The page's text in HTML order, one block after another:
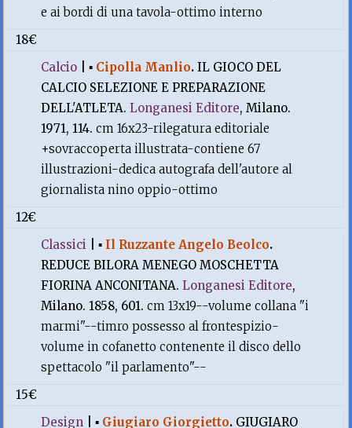
e ai bordi di una tavola-ottimo interno
18€
Calcio |▪ Cipolla Manlio.IL GIOCO DEL
CALCIO SELEZIONE E PREPARAZIONE
DELL'ATLETA.Longanesi Editore, Milano.
1971, 114.cm 16x23-rilegatura editoriale
+sovraccoperta illustrata-contiene 67
illustrazioni-dedica autografa dell'autore al
giornalista nino oppio-ottimo
12€
Classici |▪ Il Ruzzante Angelo Beolco.
REDUCE BILORA MENEGO MOSCHETTA
FIORINA ANCONITANA.Longanesi Editore,
Milano. 1858, 601.cm 13x19--volume collana "i
marmi"--timro possesso al frontespizio-
volume in cofanetto contenente il disco dello
spettacolo "il parlamento"--
15€
Design |▪ Giugiaro Giorgietto. GIUGIARO